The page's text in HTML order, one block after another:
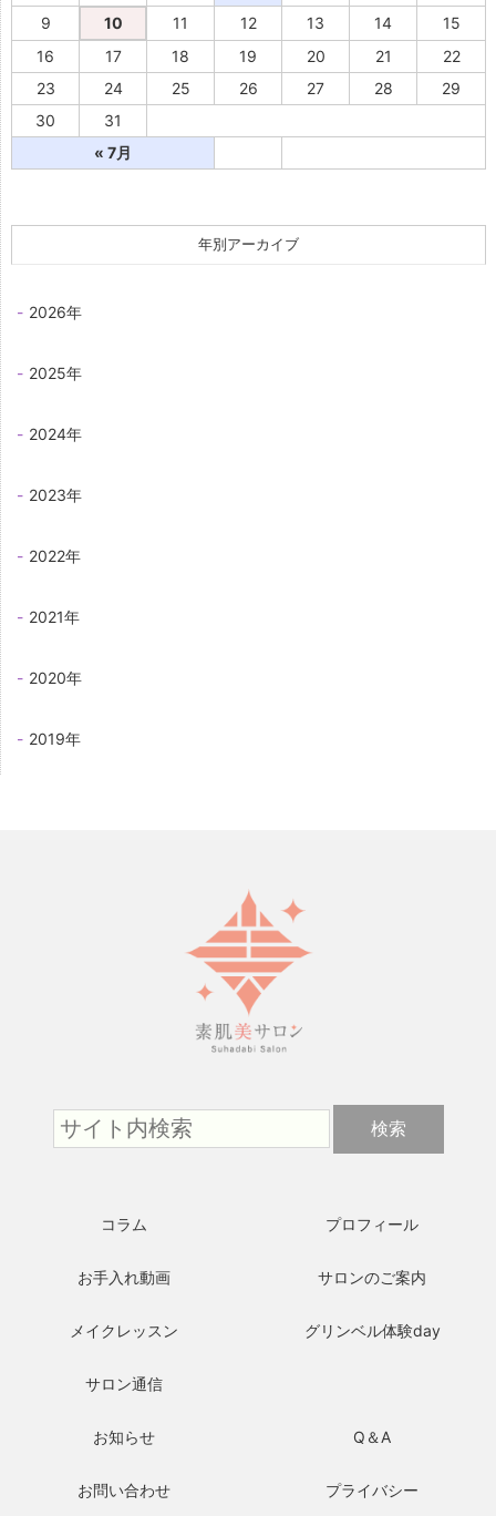
« 7月
9
10 11 12 13 14
15
16
17 18 19 20 21
22
23
24 25 26 27 28
29
30
31
年別アーカイブ
2026年
2025年
2024年
2023年
2022年
2021年
2020年
2019年
コラム プロフィール
お手入れ動画 サロンのご案内
メイクレッスン グリンベル体験day
サロン通信
お知らせ Q＆A
お問い合わせ プライバシー